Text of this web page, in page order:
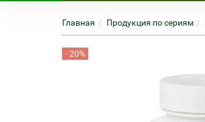
Главная Продукция по сериям
- 20%